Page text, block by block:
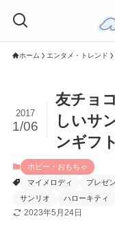
ホーム エンタメ・トレンド
友チョ
しいサ
ンギフト
2017
1/06
ホビー・おもちゃ
マイメロディ
プレゼ
サンリオ
ハローキティ
2023年5月24日